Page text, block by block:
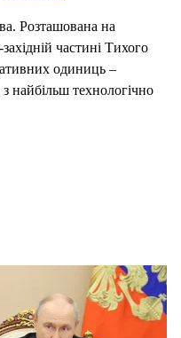
Розташована на
частині Тихого
одиниць –
найбільш технологічно